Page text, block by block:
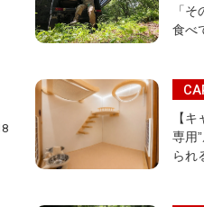
「
食べ
【
専用
られ